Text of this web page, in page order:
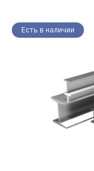
Есть в наличии